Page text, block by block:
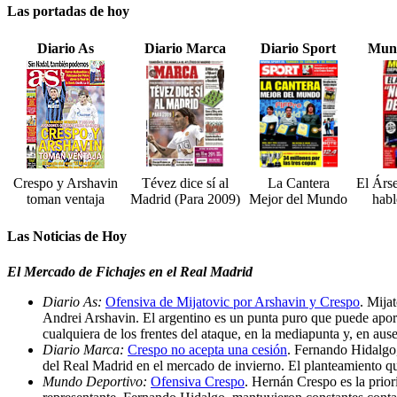
Las portadas de hoy
Diario As Diario Marca Diario Sport
Crespo y Arshavin
toman ventaja
Tévez dice sí al
Madrid (Para 2009)
La Cantera
Mejor del Mundo
El
Las Noticias de Hoy
El Mercado de Fichajes en el Real Madrid
Diario As: Ofensiva de Mijatovic por Arshavin y Crespo.
Andrei Arshavin. El argentino es un punta puro que puede
cualquiera de los frentes del ataque, en la mediapunta y, en
Diario Marca: Crespo no acepta una cesión. Fernando
del Real Madrid en el mercado de invierno. El planteamiento
Mundo Deportivo: Ofensiva Crespo. Hernán Crespo es la